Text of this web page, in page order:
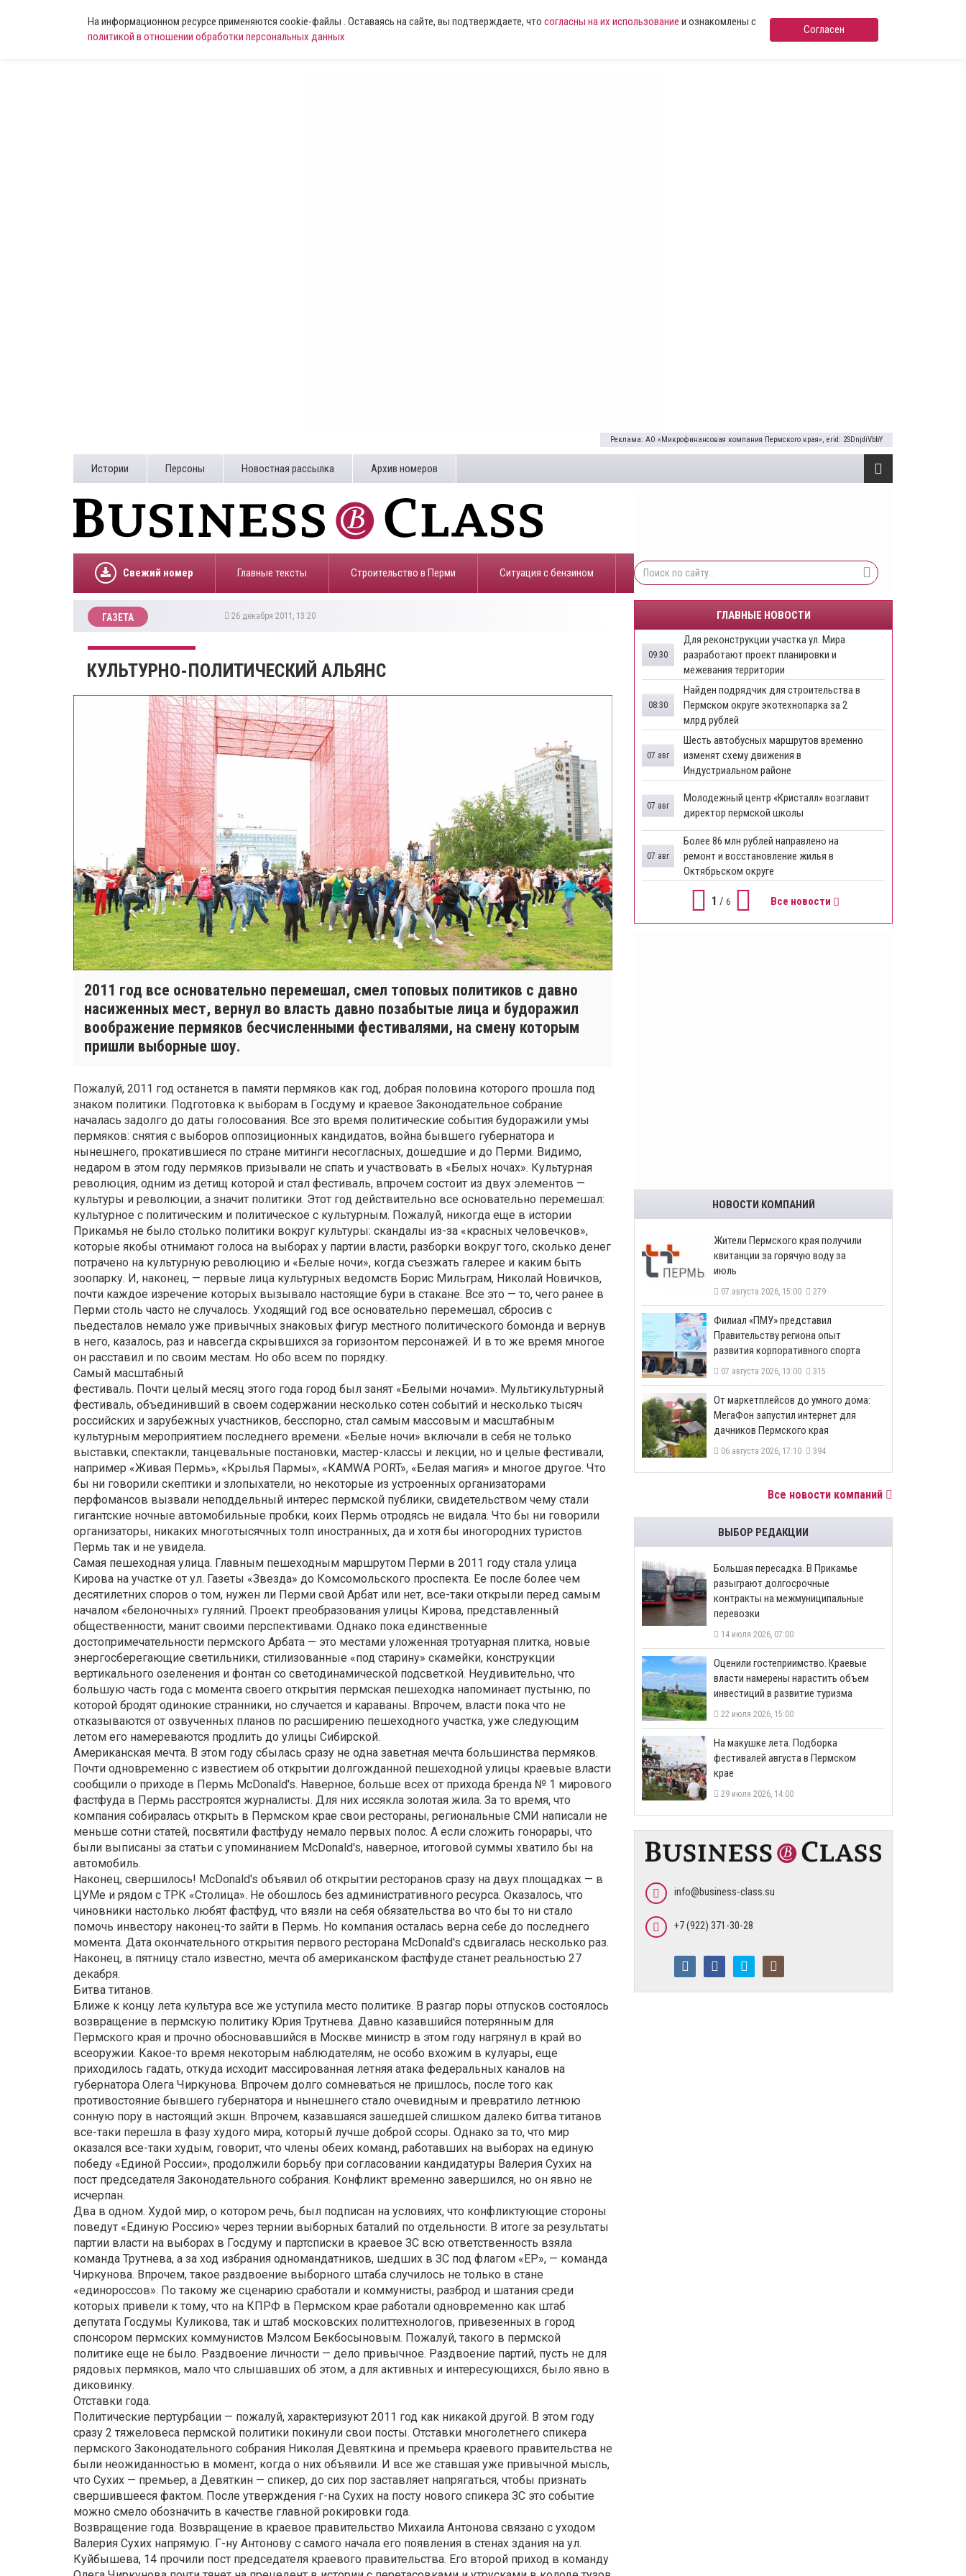
На информационном ресурсе применяются cookie-файлы . Оставаясь на сайте, вы подтверждаете, что согласны на их использование и ознакомлены с
политикой в отношении обработки персональных данных
Согласен
Реклама: АО «Микрофинансовая компания Пермского края», erid: 2SDnjdiVbbY
Истории Персоны Новостная рассылка Архив номеров
Свежий номер Главные тексты Строительство в Перми ​Ситуация с бензином
ГАЗЕТА 26 декабря 2011, 13:20
КУЛЬТУРНО-ПОЛИТИЧЕСКИЙ АЛЬЯНС
2011 год все основательно перемешал, смел топовых политиков с давно
насиженных мест, вернул во власть давно позабытые лица и будоражил
воображение пермяков бесчисленными фестивалями, на смену которым
пришли выборные шоу.
Пожалуй, 2011 год останется в памяти пермяков как год, добрая половина которого прошла под
знаком политики. Подготовка к выборам в Госдуму и краевое Законодательное собрание
началась задолго до даты голосования. Все это время политические события будоражили умы
пермяков: снятия с выборов оппозиционных кандидатов, война бывшего губернатора и
нынешнего, прокатившиеся по стране митинги несогласных, дошедшие и до Перми. Видимо,
недаром в этом году пермяков призывали не спать и участвовать в «Белых ночах». Культурная
революция, одним из детищ которой и стал фестиваль, впрочем состоит из двух элементов —
культуры и революции, а значит политики. Этот год действительно все основательно перемешал:
культурное с политическим и политическое с культурным. Пожалуй, никогда еще в истории
Прикамья не было столько политики вокруг культуры: скандалы из-за «красных человечков»,
которые якобы отнимают голоса на выборах у партии власти, разборки вокруг того, сколько денег
потрачено на культурную революцию и «Белые ночи», когда съезжать галерее и каким быть
зоопарку. И, наконец, — первые лица культурных ведомств Борис Мильграм, Николай Новичков,
почти каждое изречение которых вызывало настоящие бури в стакане. Все это — то, чего ранее в
Перми столь часто не случалось. Уходящий год все основательно перемешал, сбросив с
пьедесталов немало уже привычных знаковых фигур местного политического бомонда и вернув
в него, казалось, раз и навсегда скрывшихся за горизонтом персонажей. И в то же время многое
он расставил и по своим местам. Но обо всем по порядку.
Самый масштабный
фестиваль. Почти целый месяц этого года город был занят «Белыми ночами». Мультикультурный
фестиваль, объединивший в своем содержании несколько сотен событий и несколько тысяч
российских и зарубежных участников, бесспорно, стал самым массовым и масштабным
культурным мероприятием последнего времени. «Белые ночи» включали в себя не только
выставки, спектакли, танцевальные постановки, мастер-классы и лекции, но и целые фестивали,
например «Живая Пермь», «Крылья Пармы», «КAMWA PORT», «Белая магия» и многое другое. Что
бы ни говорили скептики и злопыхатели, но некоторые из устроенных организаторами
перфомансов вызвали неподдельный интерес пермской публики, свидетельством чему стали
гигантские ночные автомобильные пробки, коих Пермь отродясь не видала. Что бы ни говорили
организаторы, никаких многотысячных толп иностранных, да и хотя бы иногородних туристов
Пермь так и не увидела.
Самая пешеходная улица. Главным пешеходным маршрутом Перми в 2011 году стала улица
Кирова на участке от ул. Газеты «Звезда» до Комсомольского проспекта. Ее после более чем
десятилетних споров о том, нужен ли Перми свой Арбат или нет, все-таки открыли перед самым
началом «белоночных» гуляний. Проект преобразования улицы Кирова, представленный
общественности, манит своими перспективами. Однако пока единственные
достопримечательности пермского Арбата — это местами уложенная тротуарная плитка, новые
энергосберегающие светильники, стилизованные «под старину» скамейки, конструкции
вертикального озеленения и фонтан со светодинамической подсветкой. Неудивительно, что
большую часть года с момента своего открытия пермская пешеходка напоминает пустыню, по
которой бродят одинокие странники, но случается и караваны. Впрочем, власти пока что не
отказываются от озвученных планов по расширению пешеходного участка, уже следующим
летом его намереваются продлить до улицы Сибирской.
Американская мечта. В этом году сбылась сразу не одна заветная мечта большинства пермяков.
Почти одновременно с известием об открытии долгожданной пешеходной улицы краевые власти
сообщили о приходе в Пермь McDonald's. Наверное, больше всех от прихода бренда № 1 мирового
фастфуда в Пермь расстроятся журналисты. Для них иссякла золотая жила. За то время, что
компания собиралась открыть в Пермском крае свои рестораны, региональные СМИ написали не
меньше сотни статей, посвятили фастфуду немало первых полос. А если сложить гонорары, что
были выписаны за статьи с упоминанием McDonald's, наверное, итоговой суммы хватило бы на
автомобиль.
Наконец, свершилось! McDonald's объявил об открытии ресторанов сразу на двух площадках — в
ЦУМе и рядом с ТРК «Столица». Не обошлось без административного ресурса. Оказалось, что
чиновники настолько любят фастфуд, что вязли на себя обязательства во что бы то ни стало
помочь инвестору наконец-то зайти в Пермь. Но компания осталась верна себе до последнего
момента. Дата окончательного открытия первого ресторана McDonald's сдвигалась несколько раз.
Наконец, в пятницу стало известно, мечта об американском фастфуде станет реальностью 27
декабря.
Битва титанов.
Ближе к концу лета культура все же уступила место политике. В разгар поры отпусков состоялось
возвращение в пермскую политику Юрия Трутнева. Давно казавшийся потерянным для
Пермского края и прочно обосновавшийся в Москве министр в этом году нагрянул в край во
всеоружии. Какое-то время некоторым наблюдателям, не особо вхожим в кулуары, еще
приходилось гадать, откуда исходит массированная летняя атака федеральных каналов на
губернатора Олега Чиркунова. Впрочем долго сомневаться не пришлось, после того как
противостояние бывшего губернатора и нынешнего стало очевидным и превратило летнюю
сонную пору в настоящий экшн. Впрочем, казавшаяся зашедшей слишком далеко битва титанов
все-таки перешла в фазу худого мира, который лучше доб­рой ссоры. Однако за то, что мир
оказался все-таки худым, говорит, что члены обеих команд, работавших на выборах на единую
победу «Единой России», продолжили борьбу при согласовании кандидатуры Валерия Сухих на
пост председателя Законодательного собрания. Конфликт временно завершился, но он явно не
исчерпан.
Два в одном. Худой мир, о котором речь, был подписан на условиях, что конфликтующие стороны
поведут «Единую Россию» через тернии выборных баталий по отдельности. В итоге за результаты
партии власти на выборах в Госдуму и партсписки в краевое ЗС всю ответственность взяла
команда Трутнева, а за ход избрания одномандатников, шедших в ЗС под флагом «ЕР», — команда
Чиркунова. Впрочем, такое раздвоение выборного штаба случилось не только в стане
«единороссов». По такому же сценарию сработали и коммунисты, разброд и шатания среди
которых привели к тому, что на КПРФ в Пермском крае работали одновременно как штаб
депутата Госдумы Куликова, так и штаб московских политтехнологов, привезенных в город
спонсором пермских коммунистов Мэлсом Бекбосыновым. Пожалуй, такого в пермской
политике еще не было. Раздвоение личности — дело привычное. Раздвоение партий, пусть не для
рядовых пермяков, мало что слышавших об этом, а для активных и интересующихся, было явно в
диковинку.
Отставки года.
Политические пертурбации — пожалуй, характеризуют 2011 год как никакой другой. В этом году
сразу 2 тяжеловеса пермской политики покинули свои посты. Отставки многолетнего спикера
пермского Законодательного собрания Николая Девяткина и премьера краевого правительства не
были неожиданностью в момент, когда о них объявили. И все же ставшая уже привычной мысль,
что Сухих — премьер, а Девяткин — спикер, до сих пор заставляет напрягаться, чтобы признать
свершившееся фактом. После утверждения г-на Сухих на посту нового спикера ЗС это событие
можно смело обозначить в качестве главной рокировки года.
Возвращение года. Возвращение в краевое правительство Михаила Антонова связано с уходом
Валерия Сухих напрямую. Г-ну Антонову с самого начала его появления в стенах здания на ул.
Куйбышева, 14 прочили пост председателя краевого правительства. Его второй приход в команду
ГЛАВНЫЕ НОВОСТИ
Для реконструкции участка ул. Мира
разработают проект планировки и
межевания территории
09:30
Найден подрядчик для строительства в
Пермском округе экотехнопарка за 2
млрд рублей
08:30
Шесть автобусных маршрутов временно
изменят схему движения в
Индустриальном районе
07 авг
Молодежный центр «Кристалл» возглавит
директор пермской школы
07 авг
Более 86 млн рублей направлено на
ремонт и восстановление жилья в
Октябрьском округе
07 авг
1 / 6 Все новости
НОВОСТИ КОМПАНИЙ
​Жители Пермского края получили
квитанции за горячую воду за
июль
07 августа 2026, 15:00 279
​Филиал «ПМУ» представил
Правительству региона опыт
развития корпоративного спорта
07 августа 2026, 13:00 315
От маркетплейсов до умного дома:
МегаФон запустил интернет для
дачников Пермского края
06 августа 2026, 17:10 394
Все новости компаний
ВЫБОР РЕДАКЦИИ
Большая пересадка. В Прикамье
разыграют долгосрочные
контракты на межмуниципальные
перевозки
14 июля 2026, 07:00
Оценили гостеприимство. Краевые
власти намерены нарастить объем
инвестиций в развитие туризма
22 июля 2026, 15:00
На макушке лета. Подборка
фестивалей августа в Пермском
крае
29 июля 2026, 14:00
info@business-class.su
+7 (922) 371-30-28